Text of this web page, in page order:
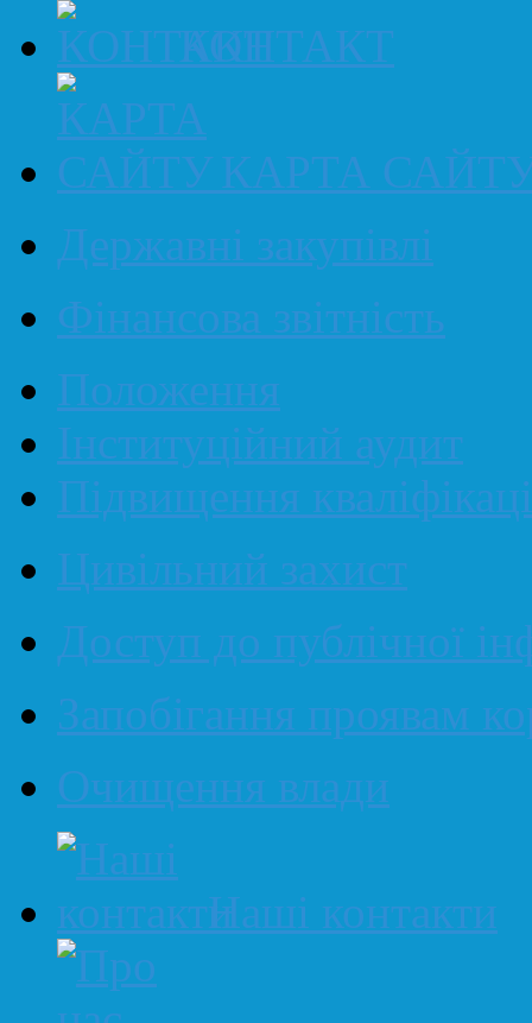
КОНТАКТ
КАРТА
Державні закупівлі
Фінансова звітність
Положення
Інституційний аудит
Підвищення
Цивільний захист
Доступ до публічної
Запобігання проявам
Очищення влади
Наші контакти